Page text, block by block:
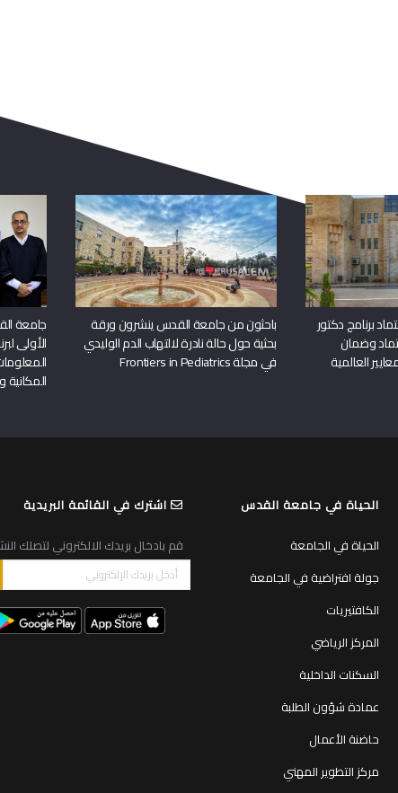
برنامج دكتور
وضمان
العالمية
باحثون من جامعة القدس ينشرون ورقة
بحثية حول حالة نادرة لالتهاب الدم الوليدي
في مجلة Frontiers in Pediatrics
جامعة
الأولى
المكانية
الحياة في جامعة القدس
الحياة في الجامعة
جولة افتراضية في الجامعة
الكافتيريات
المركز الرياضي
السكنات الداخلية
عمادة شؤون الطلبة
حاضنة الأعمال
مركز التطوير المهني
اشترك في القائمة البريدية
قم بادخال بريدك الالكتروني لتصلك